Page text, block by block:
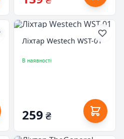
Ліхтар Westech WST-01
В наявності
259 ₴